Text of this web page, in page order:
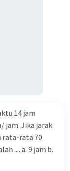
14 jam
jam. Jika jarak
rata-rata 70
jam b.